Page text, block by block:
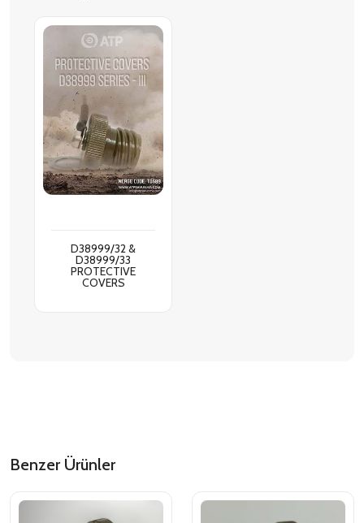
D38999/32 &
D38999/33
PROTECTIVE
COVERS
Benzer Ürünler